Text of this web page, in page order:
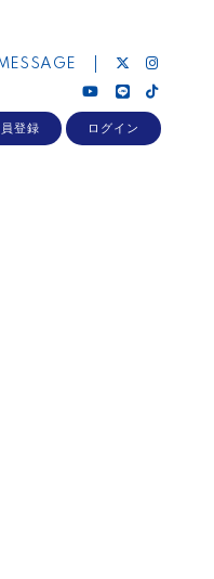
登録 ログイン